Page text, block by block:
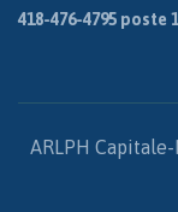
418-476-4795 poste
ARLPH